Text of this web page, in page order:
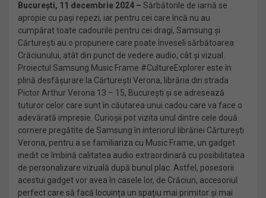
București, 11 decembrie 2024 – Sărbătorile de iarnă se
apropie cu pași repezi, iar pentru cei care încă nu au
cumpărat toate cadourile pentru cei dragi, Samsung și
Cărturești au o propunere care poate înveseli sărbătoarea
Crăciunului, atât din punct de vedere audio, cât și vizual.
Proiectul Samsung Music Frame #CultureExplorer este în
plină desfășurare la Cărturești Verona, librăria din strada
Pictor Arthur Verona 13 – 15, București și se adresează
tuturor celor care sunt în căutarea unui cadou care va face o
adevărată impresie. Curioșii pot vizita unul dintre cele două
cornere pregătite de Samsung în interiorul librăriei Cărturești
Verona, pentru a se familiariza cu Music Frame, un gadget
inedit ce îmbină calitatea audio extraordinară cu posibilitatea
de personalizare vizuală după bunul plac. Astfel, posesorii
acestui gadget vor avea în casele lor, de Crăciun, accesoriul
perfect care să facă locuința un spațiu mai primitor și mai